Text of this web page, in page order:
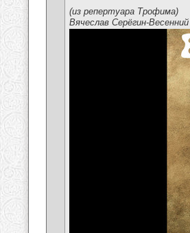
(из репертуара Трофима)
Вячеслав Серёгин-